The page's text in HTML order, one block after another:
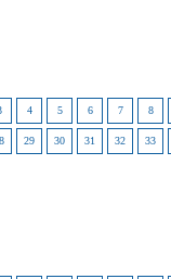
4 5 6 7 8
29 30 31 32 33